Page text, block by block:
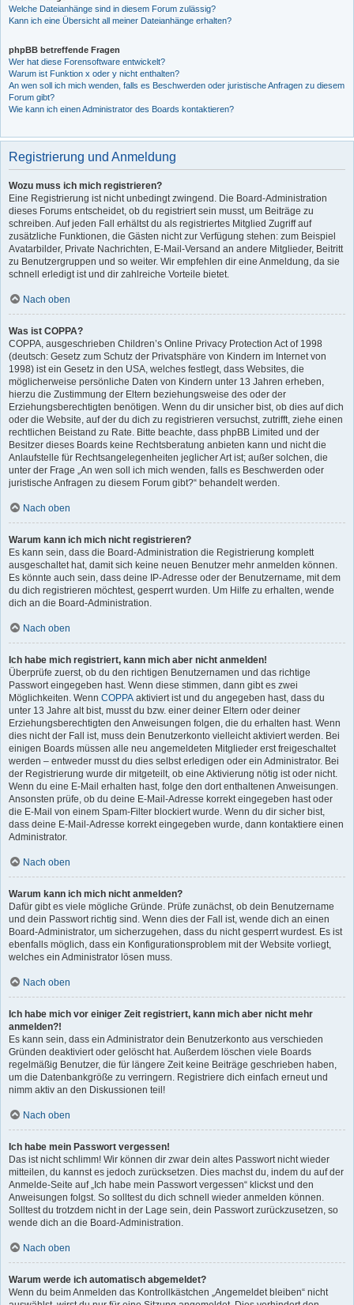
Welche Dateianhänge sind in diesem Forum zulässig?
Kann ich eine Übersicht all meiner Dateianhänge erhalten?
phpBB betreffende Fragen
Wer hat diese Forensoftware entwickelt?
Warum ist Funktion x oder y nicht enthalten?
An wen soll ich mich wenden, falls es Beschwerden oder juristische Anfragen zu diesem
Forum gibt?
Wie kann ich einen Administrator des Boards kontaktieren?
Registrierung und Anmeldung
Wozu muss ich mich registrieren?
Eine Registrierung ist nicht unbedingt zwingend. Die Board-Administration
dieses Forums entscheidet, ob du registriert sein musst, um Beiträge zu
schreiben. Auf jeden Fall erhältst du als registriertes Mitglied Zugriff auf
zusätzliche Funktionen, die Gästen nicht zur Verfügung stehen: zum Beispiel
Avatarbilder, Private Nachrichten, E-Mail-Versand an andere Mitglieder, Beitritt
zu Benutzergruppen und so weiter. Wir empfehlen dir eine Anmeldung, da sie
schnell erledigt ist und dir zahlreiche Vorteile bietet.
Nach oben
Was ist COPPA?
COPPA, ausgeschrieben Children’s Online Privacy Protection Act of 1998
(deutsch: Gesetz zum Schutz der Privatsphäre von Kindern im Internet von
1998) ist ein Gesetz in den USA, welches festlegt, dass Websites, die
möglicherweise persönliche Daten von Kindern unter 13 Jahren erheben,
hierzu die Zustimmung der Eltern beziehungsweise des oder der
Erziehungsberechtigten benötigen. Wenn du dir unsicher bist, ob dies auf dich
oder die Website, auf der du dich zu registrieren versuchst, zutrifft, ziehe einen
rechtlichen Beistand zu Rate. Bitte beachte, dass phpBB Limited und der
Besitzer dieses Boards keine Rechtsberatung anbieten kann und nicht die
Anlaufstelle für Rechtsangelegenheiten jeglicher Art ist; außer solchen, die
unter der Frage „An wen soll ich mich wenden, falls es Beschwerden oder
juristische Anfragen zu diesem Forum gibt?“ behandelt werden.
Nach oben
Warum kann ich mich nicht registrieren?
Es kann sein, dass die Board-Administration die Registrierung komplett
ausgeschaltet hat, damit sich keine neuen Benutzer mehr anmelden können.
Es könnte auch sein, dass deine IP-Adresse oder der Benutzername, mit dem
du dich registrieren möchtest, gesperrt wurden. Um Hilfe zu erhalten, wende
dich an die Board-Administration.
Nach oben
Ich habe mich registriert, kann mich aber nicht anmelden!
Überprüfe zuerst, ob du den richtigen Benutzernamen und das richtige
Passwort eingegeben hast. Wenn diese stimmen, dann gibt es zwei
Möglichkeiten. Wenn COPPA aktiviert ist und du angegeben hast, dass du
unter 13 Jahre alt bist, musst du bzw. einer deiner Eltern oder deiner
Erziehungsberechtigten den Anweisungen folgen, die du erhalten hast. Wenn
dies nicht der Fall ist, muss dein Benutzerkonto vielleicht aktiviert werden. Bei
einigen Boards müssen alle neu angemeldeten Mitglieder erst freigeschaltet
werden – entweder musst du dies selbst erledigen oder ein Administrator. Bei
der Registrierung wurde dir mitgeteilt, ob eine Aktivierung nötig ist oder nicht.
Wenn du eine E-Mail erhalten hast, folge den dort enthaltenen Anweisungen.
Ansonsten prüfe, ob du deine E-Mail-Adresse korrekt eingegeben hast oder
die E-Mail von einem Spam-Filter blockiert wurde. Wenn du dir sicher bist,
dass deine E-Mail-Adresse korrekt eingegeben wurde, dann kontaktiere einen
Administrator.
Nach oben
Warum kann ich mich nicht anmelden?
Dafür gibt es viele mögliche Gründe. Prüfe zunächst, ob dein Benutzername
und dein Passwort richtig sind. Wenn dies der Fall ist, wende dich an einen
Board-Administrator, um sicherzugehen, dass du nicht gesperrt wurdest. Es ist
ebenfalls möglich, dass ein Konfigurationsproblem mit der Website vorliegt,
welches ein Administrator lösen muss.
Nach oben
Ich habe mich vor einiger Zeit registriert, kann mich aber nicht mehr
anmelden?!
Es kann sein, dass ein Administrator dein Benutzerkonto aus verschieden
Gründen deaktiviert oder gelöscht hat. Außerdem löschen viele Boards
regelmäßig Benutzer, die für längere Zeit keine Beiträge geschrieben haben,
um die Datenbankgröße zu verringern. Registriere dich einfach erneut und
nimm aktiv an den Diskussionen teil!
Nach oben
Ich habe mein Passwort vergessen!
Das ist nicht schlimm! Wir können dir zwar dein altes Passwort nicht wieder
mitteilen, du kannst es jedoch zurücksetzen. Dies machst du, indem du auf der
Anmelde-Seite auf „Ich habe mein Passwort vergessen“ klickst und den
Anweisungen folgst. So solltest du dich schnell wieder anmelden können.
Solltest du trotzdem nicht in der Lage sein, dein Passwort zurückzusetzen, so
wende dich an die Board-Administration.
Nach oben
Warum werde ich automatisch abgemeldet?
Wenn du beim Anmelden das Kontrollkästchen „Angemeldet bleiben“ nicht